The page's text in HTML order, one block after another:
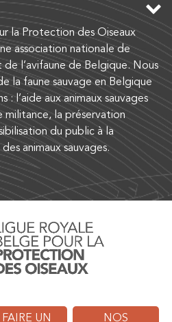
la Protection des Oiseaux
association nationale de
l’avifaune de Belgique. Nous
la faune sauvage en Belgique
: l’aide aux animaux sauvages
militance, la préservation
du public à la
animaux sauvages.
FAIRE UN NOS